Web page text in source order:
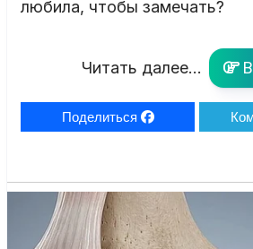
любила, чтобы замечать?
Читать далее...
Поделиться